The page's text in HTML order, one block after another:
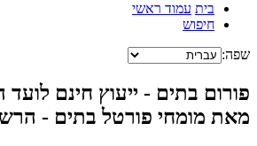
בית עמוד ראשי
חיפוש
שפה:
פורום בתים - ייעוץ חינם לועד
מאת מומחי פורטל בתים -